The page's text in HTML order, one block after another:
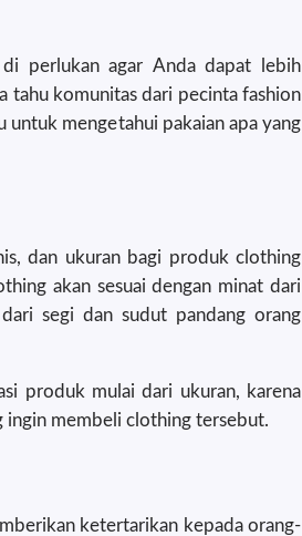
perlukan agar Anda dapat lebih
tahu komunitas dari pecinta fashion
mengetahui pakaian apa yang
dan ukuran bagi produk clothing
akan sesuai dengan minat dari
segi dan sudut pandang orang
produk mulai dari ukuran, karena
ingin membeli clothing tersebut.
ketertarikan kepada orang-